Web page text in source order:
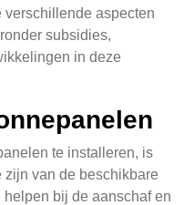
aspecten
subsidies,
in deze
te installeren, is
zijn van de beschikbare
bij de aanschaf en